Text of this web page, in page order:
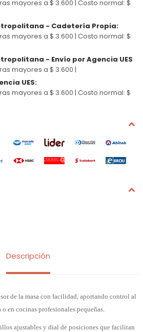
mayores a $ 3.600 | Costo normal: $
- Cadetería Propia:
mayores a $ 3.600 | Costo normal: $
- Envío por Agencia UES
mayores a $ 3.600 |
UES:
mayores a $ 3.600 | Costo normal: $
Descripción
de la masa con facilidad, aportando control al
en cocinas profesionales pequeñas.
ajustables y dial de posiciones que facilitan